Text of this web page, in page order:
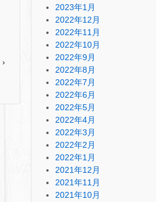
›
2023年1月
2022年12月
2022年11月
2022年10月
2022年9月
2022年8月
2022年7月
2022年6月
2022年5月
2022年4月
2022年3月
2022年2月
2022年1月
2021年12月
2021年11月
2021年10月